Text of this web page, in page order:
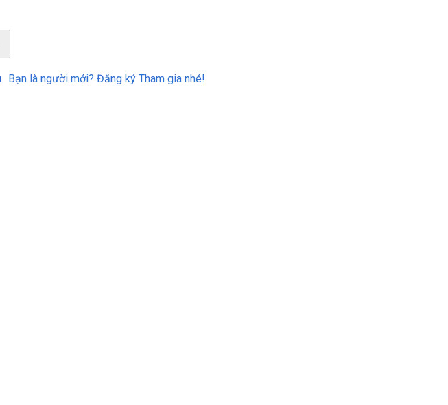
Bạn là người mới? Đăng ký Tham gia nhé!